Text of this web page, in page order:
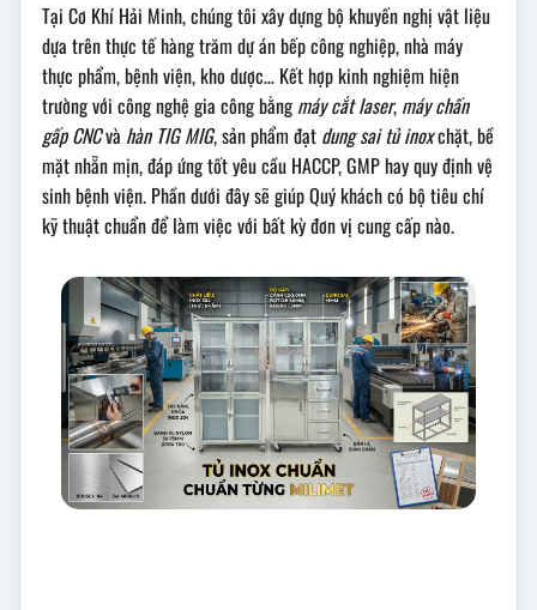
Tại Cơ Khí Hải Minh, chúng tôi xây dựng bộ khuyến nghị vật liệu
dựa trên thực tế hàng trăm dự án bếp công nghiệp, nhà máy
thực phẩm, bệnh viện, kho dược… Kết hợp kinh nghiệm hiện
trường với công nghệ gia công bằng máy cắt laser, máy chấn
gấp CNCvà hàn TIG MIG, sản phẩm đạt dung sai tủ inoxchặt, bề
mặt nhẵn mịn, đáp ứng tốt yêu cầu HACCP, GMP hay quy định vệ
sinh bệnh viện. Phần dưới đây sẽ giúp Quý khách có bộ tiêu chí
kỹ thuật chuẩn để làm việc với bất kỳ đơn vị cung cấp nào.